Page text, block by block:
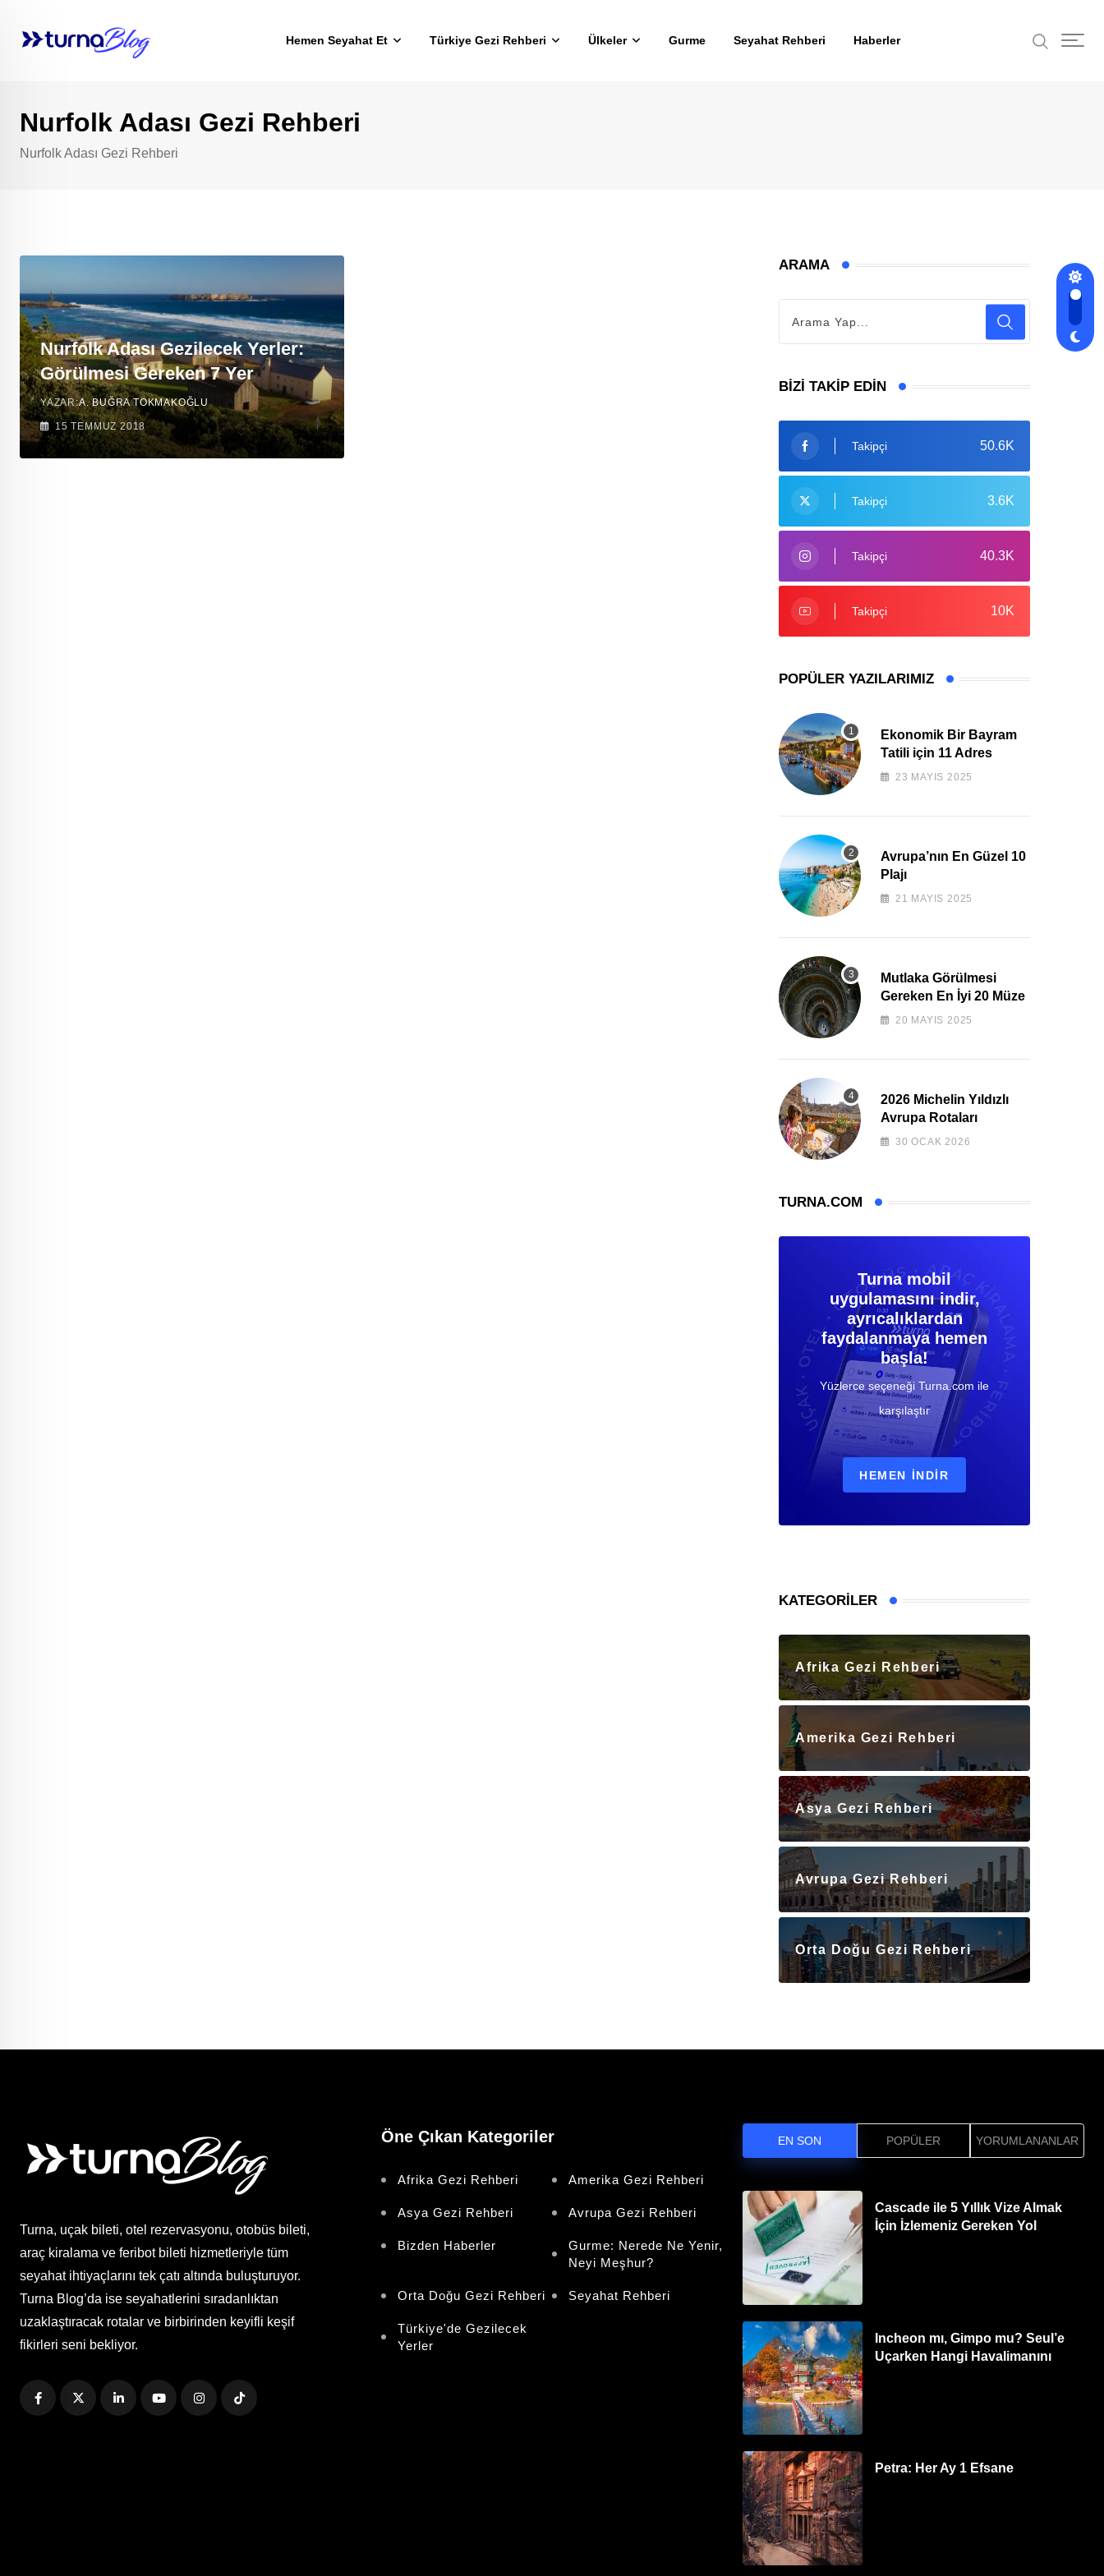
Hemen Seyahat Et Türkiye Gezi Rehberi Ülkeler Gurme Seyahat Rehberi Haberler
Nurfolk Adası Gezi Rehberi
Nurfolk Adası Gezi Rehberi
Nurfolk Adası Gezilecek Yerler:
Görülmesi Gereken 7 Yer
YAZAR:A. BUĞRA TOKMAKOĞLU
15 TEMMUZ 2018
ARAMA
BIZI TAKIP EDIN
50.6K
Takipçi
3.6K
Takipçi
40.3K
Takipçi
10K
Takipçi
POPÜLER YAZILARIMIZ
Ekonomik Bir Bayram
Tatili için 11 Adres
23 MAYIS 2025
Avrupa’nın En Güzel 10
Plajı
21 MAYIS 2025
Mutlaka Görülmesi
Gereken En İyi 20 Müze
20 MAYIS 2025
2026 Michelin Yıldızlı
Avrupa Rotaları
30 OCAK 2026
TURNA.COM
Turna mobil
uygulamasını indir,
ayrıcalıklardan
faydalanmaya hemen
başla!
Yüzlerce seçeneği Turna.com ile
karşılaştır
HEMEN İNDIR
KATEGORILER
Afrika Gezi Rehberi
Amerika Gezi Rehberi
Asya Gezi Rehberi
Avrupa Gezi Rehberi
Orta Doğu Gezi Rehberi
Turna, uçak bileti, otel rezervasyonu, otobüs bileti,
araç kiralama ve feribot bileti hizmetleriyle tüm
seyahat ihtiyaçlarını tek çatı altında buluşturuyor.
Turna Blog’da ise seyahatlerini sıradanlıktan
uzaklaştıracak rotalar ve birbirinden keyifli keşif
fikirleri seni bekliyor.
Öne Çıkan Kategoriler
Afrika Gezi Rehberi Amerika Gezi Rehberi
Asya Gezi Rehberi Avrupa Gezi Rehberi
Bizden Haberler
Gurme: Nerede Ne Yenir,
Neyi Meşhur?
Orta Doğu Gezi Rehberi Seyahat Rehberi
Türkiye'de Gezilecek
Yerler
EN SON POPÜLER YORUMLANANLAR
Cascade ile 5 Yıllık Vize Almak
İçin İzlemeniz Gereken Yol
Incheon mı, Gimpo mu? Seul’e
Uçarken Hangi Havalimanını
Petra: Her Ay 1 Efsane